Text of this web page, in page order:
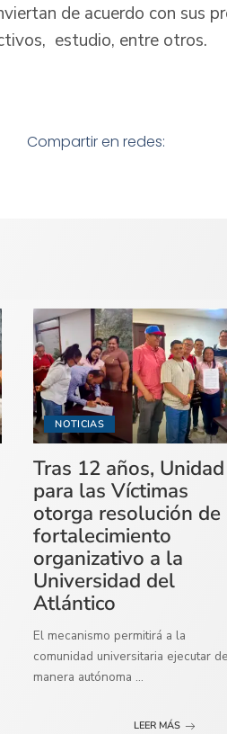
de acuerdo con sus
estudio, entre otros.
Compartir en redes:
NOTICIAS
Tras 12 años, Unidad
para las Víctimas
otorga resolución de
fortalecimiento
organizativo a la
Universidad del
Atlántico
El mecanismo permitirá a la
comunidad universitaria ejecutar de
manera autónoma ...
LEER MÁS